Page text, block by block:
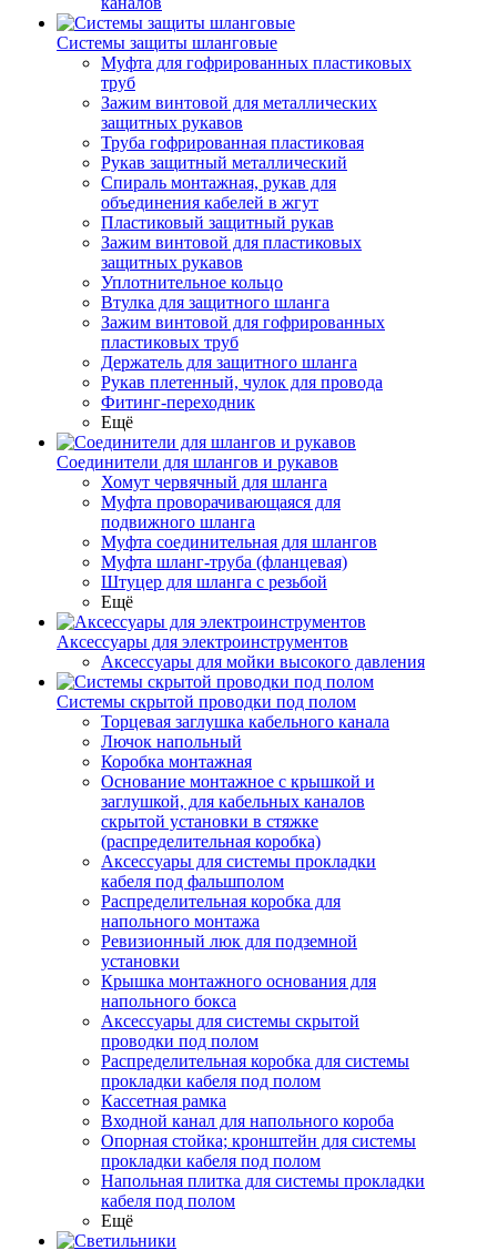
Системы защиты шланговые
Муфта для гофрированных пластиковых
труб
Зажим винтовой для металлических
защитных рукавов
Труба гофрированная пластиковая
Рукав защитный металлический
Спираль монтажная, рукав для
объединения кабелей в жгут
Пластиковый защитный рукав
Зажим винтовой для пластиковых
защитных рукавов
Уплотнительное кольцо
Втулка для защитного шланга
Зажим винтовой для гофрированных
пластиковых труб
Держатель для защитного шланга
Рукав плетенный, чулок для провода
Фитинг-переходник
Ещё
Соединители для шлангов и рукавов
Хомут червячный для шланга
Муфта проворачивающаяся для
подвижного шланга
Муфта соединительная для шлангов
Муфта шланг-труба (фланцевая)
Штуцер для шланга с резьбой
Ещё
Аксессуары для электроинструментов
Аксессуары для мойки высокого давления
Системы скрытой проводки под полом
Торцевая заглушка кабельного канала
Лючок напольный
Коробка монтажная
Основание монтажное с крышкой и
заглушкой, для кабельных каналов
скрытой установки в стяжке
(распределительная коробка)
Аксессуары для системы прокладки
кабеля под фальшполом
Распределительная коробка для
напольного монтажа
Ревизионный люк для подземной
установки
Крышка монтажного основания для
напольного бокса
Аксессуары для системы скрытой
проводки под полом
Распределительная коробка для системы
прокладки кабеля под полом
Кассетная рамка
Входной канал для напольного короба
Опорная стойка; кронштейн для системы
прокладки кабеля под полом
Напольная плитка для системы прокладки
кабеля под полом
Ещё